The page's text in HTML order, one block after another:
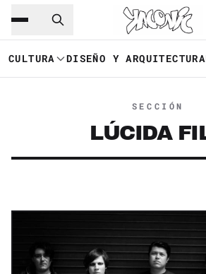
Saltar al contenido principal
CULTURA DISEÑO Y ARQUITECTURA
SECCIÓN
LÚCIDA